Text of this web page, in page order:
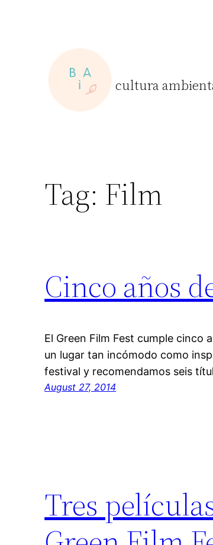
cultura
Tag: Film
Cinco años
El Green Film Fest cumple cinco
un lugar tan incómodo como
festival y recomendamos seis
August 27, 2014
Tres